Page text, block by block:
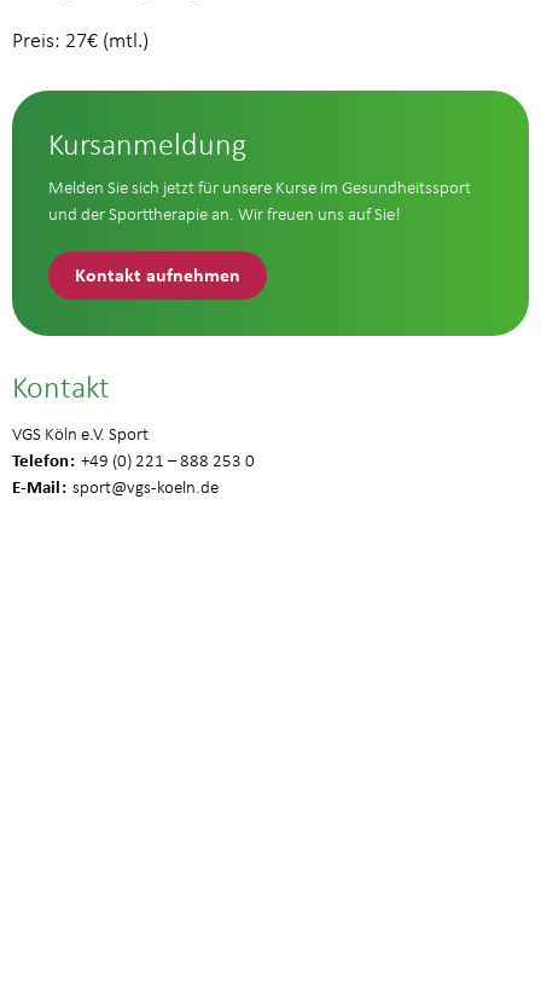
Preis: 27€ (mtl.)
Kursanmeldung
Melden Sie sich jetzt für unsere Kurse im Gesundheitssport
und der Sporttherapie an. Wir freuen uns auf Sie!
Kontakt aufnehmen
Kontakt
VGS Köln e.V. Sport
Telefon +49 (0) 221 – 888 253 0
E-Mail sport@vgs-koeln.de